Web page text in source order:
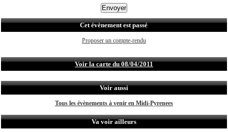
Cet évènement est passé
Proposer un compte-rendu
Voir la carte du 08/04/2011
Voir aussi
Tous les évènements à venir en Midi-Pyrenees
Va voir ailleurs